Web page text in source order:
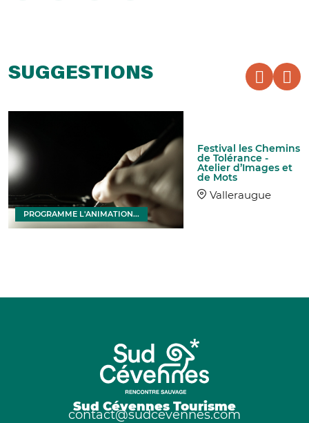
SUGGESTIONS
Festival les Chemins
de Tolérance -
Atelier d’Images et
de Mots
Valleraugue
PROGRAMME L'ANIMATION...
Sud Cévennes Tourisme
contact@sudcevennes.com